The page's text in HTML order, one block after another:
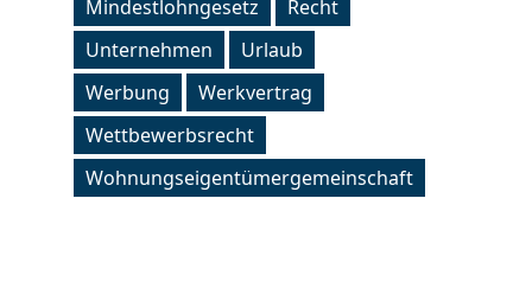
Mindestlohngesetz
Recht
Unternehmen
Urlaub
Werbung
Werkvertrag
Wettbewerbsrecht
Wohnungseigentümergemeinschaft